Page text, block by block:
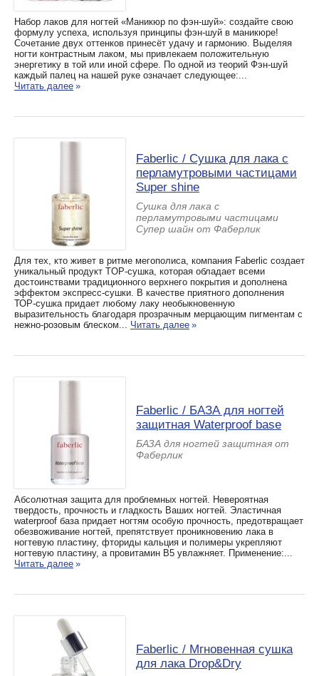
Набор лаков для ногтей «Маникюр по фэн-шуй»: создайте свою
формулу успеха, используя принципы фэн-шуй в маникюре!
Сочетание двух оттенков принесёт удачу и гармонию. Выделяя
ногти контрастным лаком, мы привлекаем положительную
энергетику в той или иной сфере. По одной из теорий Фэн-шуй
каждый палец на нашей руке означает следующее:...
Читать далее »
Faberlic / Сушка для лака с
перламутровыми частицами
Super shine
Сушка для лака с
перламутровыми частицами
Супер шайн от Фаберлик
Для тех, кто живет в ритме мегополиса, компания Faberlic создает
уникальный продукт TOP-сушка, которая обладает всеми
достоинствами традиционного верхнего покрытия и дополнена
эффектом экспресс-сушки. В качестве приятного дополнения
ТОР-сушка придает любому лаку необыкновенную
выразительность благодаря прозрачным мерцающим пигментам с
нежно-розовым блеском... Читать далее »
Faberlic / БАЗА для ногтей
защитная Waterproof base
БАЗА для ногтей защитная от
Фаберлик
Абсолютная защита для проблемных ногтей. Невероятная
твердость, прочность и гладкость Ваших ногтей. Эластичная
waterproof база придает ногтям особую прочность, предотвращает
обезвоживание ногтей, препятствует проникновению лака в
ногтевую пластину, фториды кальция и полимеры укрепляют
ногтевую пластину, а провитамин В5 увлажняет. Применение:...
Читать далее »
Faberlic / Мгновенная сушка
для лака Drop&Dry